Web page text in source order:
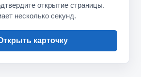
открытие страницы.
несколько секунд.
карточку